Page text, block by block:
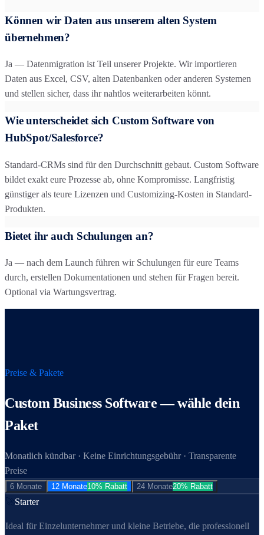
Können wir Daten aus unserem alten System
übernehmen?
Ja — Datenmigration ist Teil unserer Projekte. Wir importieren
Daten aus Excel, CSV, alten Datenbanken oder anderen Systemen
und stellen sicher, dass ihr nahtlos weiterarbeiten könnt.
Wie unterscheidet sich Custom Software von
HubSpot/Salesforce?
Standard-CRMs sind für den Durchschnitt gebaut. Custom Software
bildet exakt eure Prozesse ab, ohne Kompromisse. Langfristig
günstiger als teure Lizenzen und Customizing-Kosten in Standard-
Produkten.
Bietet ihr auch Schulungen an?
Ja — nach dem Launch führen wir Schulungen für eure Teams
durch, erstellen Dokumentationen und stehen für Fragen bereit.
Optional via Wartungsvertrag.
Preise & Pakete
Custom Business Software— wähle dein
Paket
Monatlich kündbar · Keine Einrichtungsgebühr · Transparente
Preise
6 Monate 12 Monate10% Rabatt 24 Monate20% Rabatt
Starter
Ideal für Einzel­unternehmer und kleine Betriebe, die professionell